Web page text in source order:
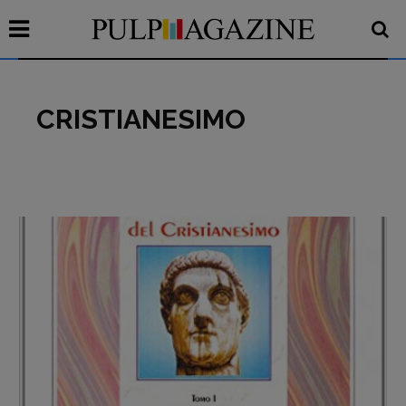
Interviste
Archeologie del
Fumetti
Libro & Film
Pulp for kids
CRISTIANESIMO